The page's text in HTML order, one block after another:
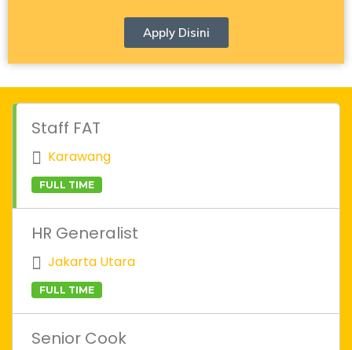
Apply Disini
Staff FAT
Karawang
FULL TIME
HR Generalist
Jakarta Utara
FULL TIME
Senior Cook